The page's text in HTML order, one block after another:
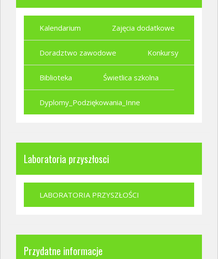
Kalendarium Zajęcia dodatkowe
Doradztwo zawodowe Konkursy
Biblioteka Świetlica szkolna
Dyplomy_Podziękowania_Inne
Laboratoria przyszłosci
LABORATORIA PRZYSZŁOŚCI
Przydatne informacje